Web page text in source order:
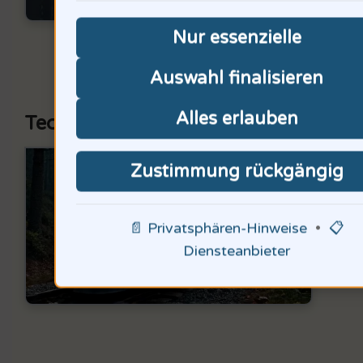
du
Technologische Fortschritte im
Nur essenzielle
Auswahl finalisieren
Alles erlauben
Zustimmung rückgängig
📄 Privatsphären-Hinweise • 📋
Diensteanbieter